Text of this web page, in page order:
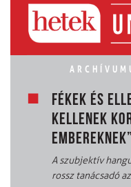
FÉKEK ÉS
KELLENEK
A szubjektív
rossz tanácsadó